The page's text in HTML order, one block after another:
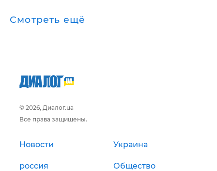
Смотреть ещё
© 2026, Диалог.ua
Все права защищены.
Новости Украина
россия Общество